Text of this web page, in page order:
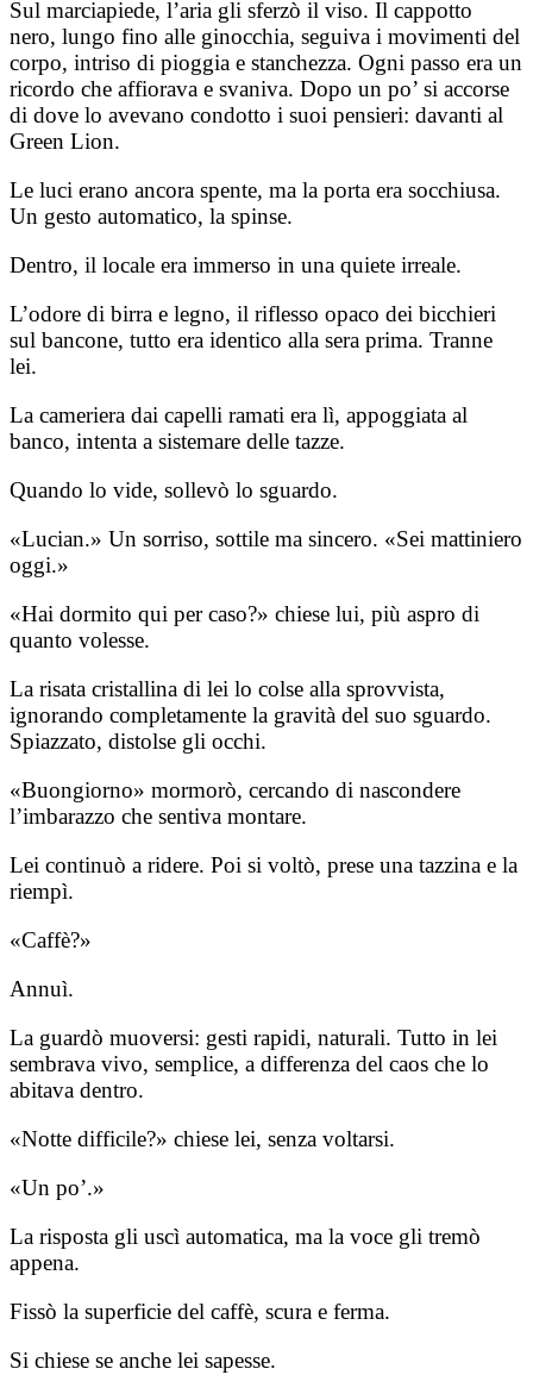
Sul marciapiede, l’aria gli sferzò il viso. Il cappotto
nero, lungo fino alle ginocchia, seguiva i movimenti del
corpo, intriso di pioggia e stanchezza. Ogni passo era un
ricordo che affiorava e svaniva. Dopo un po’ si accorse
di dove lo avevano condotto i suoi pensieri: davanti al
Green Lion.
Le luci erano ancora spente, ma la porta era socchiusa.
Un gesto automatico, la spinse.
Dentro, il locale era immerso in una quiete irreale.
L’odore di birra e legno, il riflesso opaco dei bicchieri
sul bancone, tutto era identico alla sera prima. Tranne
lei.
La cameriera dai capelli ramati era lì, appoggiata al
banco, intenta a sistemare delle tazze.
Quando lo vide, sollevò lo sguardo.
«Lucian.» Un sorriso, sottile ma sincero. «Sei mattiniero
oggi.»
«Hai dormito qui per caso?» chiese lui, più aspro di
quanto volesse.
La risata cristallina di lei lo colse alla sprovvista,
ignorando completamente la gravità del suo sguardo.
Spiazzato, distolse gli occhi.
«Buongiorno» mormorò, cercando di nascondere
l’imbarazzo che sentiva montare.
Lei continuò a ridere. Poi si voltò, prese una tazzina e la
riempì.
«Caffè?»
Annuì.
La guardò muoversi: gesti rapidi, naturali. Tutto in lei
sembrava vivo, semplice, a differenza del caos che lo
abitava dentro.
«Notte difficile?» chiese lei, senza voltarsi.
«Un po’.»
La risposta gli uscì automatica, ma la voce gli tremò
appena.
Fissò la superficie del caffè, scura e ferma.
Si chiese se anche lei sapesse.